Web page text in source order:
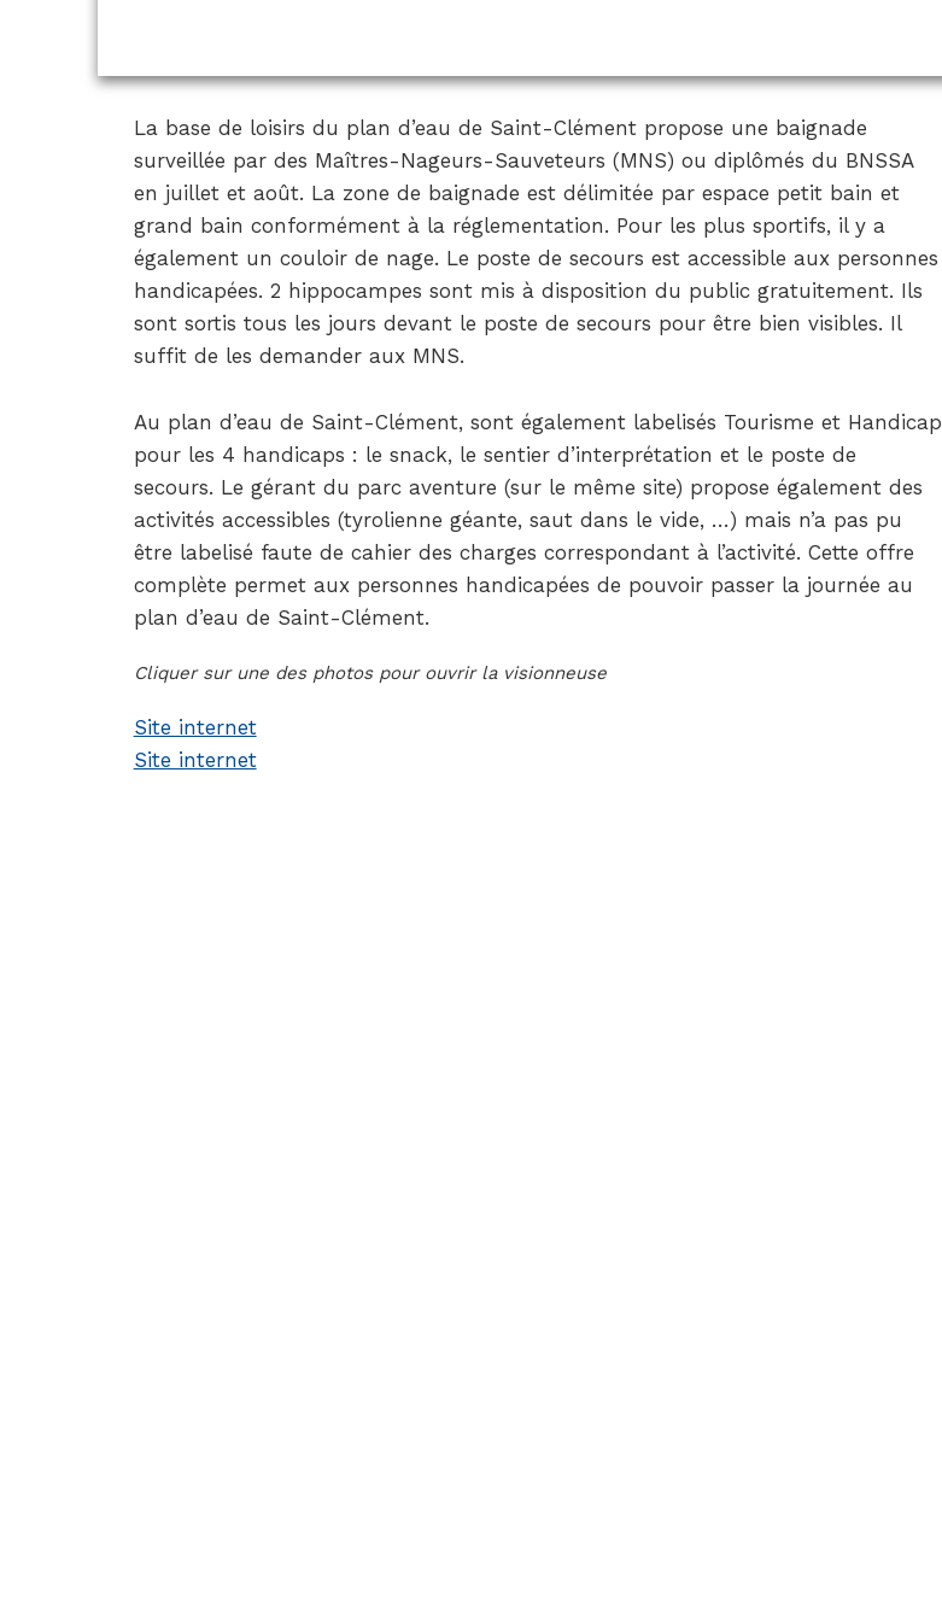
La base de loisirs du plan d’eau de Saint-Clément propose une baignade
surveillée par des Maîtres-Nageurs-Sauveteurs (MNS) ou diplômés du BNSSA
en juillet et août. La zone de baignade est délimitée par espace petit bain et
grand bain conformément à la réglementation. Pour les plus sportifs, il y a
également un couloir de nage. Le poste de secours est accessible aux personnes
handicapées. 2 hippocampes sont mis à disposition du public gratuitement. Ils
sont sortis tous les jours devant le poste de secours pour être bien visibles. Il
suffit de les demander aux MNS.
Au plan d’eau de Saint-Clément, sont également labelisés Tourisme et Handicap
pour les 4 handicaps : le snack, le sentier d’interprétation et le poste de
secours. Le gérant du parc aventure (sur le même site) propose également des
activités accessibles (tyrolienne géante, saut dans le vide, …) mais n’a pas pu
être labelisé faute de cahier des charges correspondant à l’activité. Cette offre
complète permet aux personnes handicapées de pouvoir passer la journée au
plan d’eau de Saint-Clément.
Cliquer sur une des photos pour ouvrir la visionneuse
Site internet
Site internet